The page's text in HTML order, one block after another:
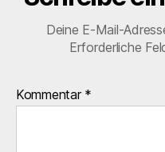
Deine E-Mail-
Erforderliche
Kommentar *